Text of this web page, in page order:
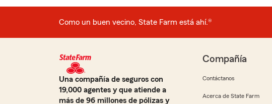
Como un buen vecino, State Farm está ahí.®
Una compañía de seguros con
19,000 agentes y que atiende a
más de 96 millones de pólizas y
Compañía
Contáctanos
Acerca de State Farm